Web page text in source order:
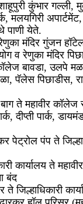
कुंभार गल्ली,
मलयगिरी
पाणी येते.
मंदिर गुंजन
व रेणुका मंदिर
बावडा, उलपे
पॅलेस पिछाडीस,
ते महावीर कॉलेज
दीप्ती पार्क,
पेट्रोल पंप ते
कार्यालय ते
बंद
ते जिल्हाधिकारी